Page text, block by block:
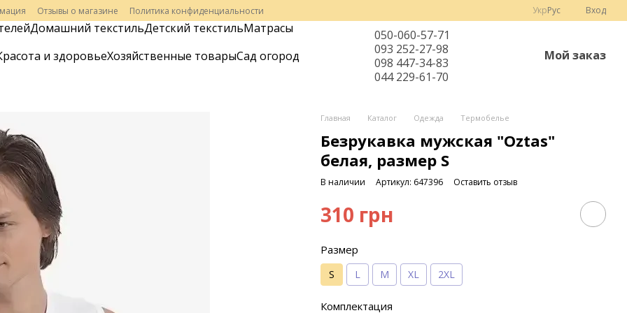
Отзывы о магазине Политика конфиденциальности УкрРус Вход
Домашний текстильДетский текстильМатрасы
и здоровьеХозяйственные товарыСад огород
050-060-57-71
093 252-27-98
098 447-34-83
044 229-61-70
Мой заказ
Главная Каталог Одежда Термобелье
Безрукавка мужская "Oztas"
белая, размер S
В наличии Артикул: 647396 Оставить отзыв
310 грн
Размер
S L М ХL 2ХL
Комплектация